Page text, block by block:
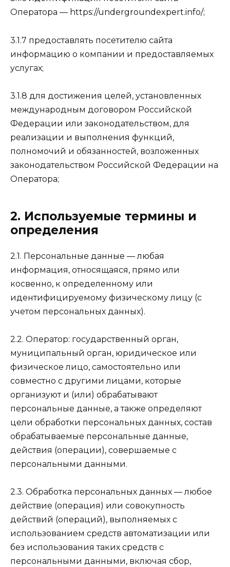
Оператора — https://undergroundexpert.info/;
3.1.7 предоставлять посетителю сайта
информацию о компании и предоставляемых
услугах;
3.1.8 для достижения целей, установленных
международным договором Российской
Федерации или законодательством, для
реализации и выполнения функций,
полномочий и обязанностей, возложенных
законодательством Российской Федерации на
Оператора;
2. Используемые термины и
определения
2.1. Персональные данные — любая
информация, относящаяся, прямо или
косвенно, к определенному или
идентифицируемому физическому лицу (с
учетом персональных данных).
2.2. Оператор: государственный орган,
муниципальный орган, юридическое или
физическое лицо, самостоятельно или
совместно с другими лицами, которые
организуют и (или) обрабатывают
персональные данные, а также определяют
цели обработки персональных данных, состав
обрабатываемые персональные данные,
действия (операции), совершаемые с
персональными данными.
2.3. Обработка персональных данных — любое
действие (операция) или совокупность
действий (операций), выполняемых с
использованием средств автоматизации или
без использования таких средств с
персональными данными, включая сбор,